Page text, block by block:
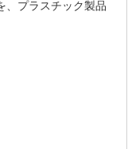
、プラスチック製品